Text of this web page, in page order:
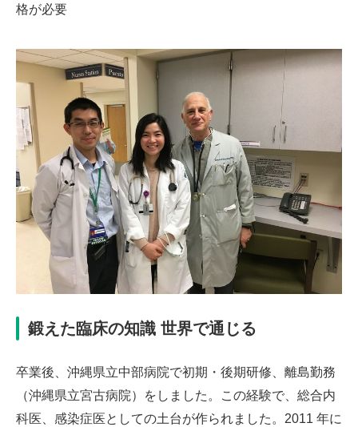
格が必要
鍛えた臨床の知識 世界で通じる
卒業後、沖縄県立中部病院で初期・後期研修、離島勤務
（沖縄県立宮古病院）をしました。この経験で、総合内
科医、感染症医としての土台が作られました。2011 年に